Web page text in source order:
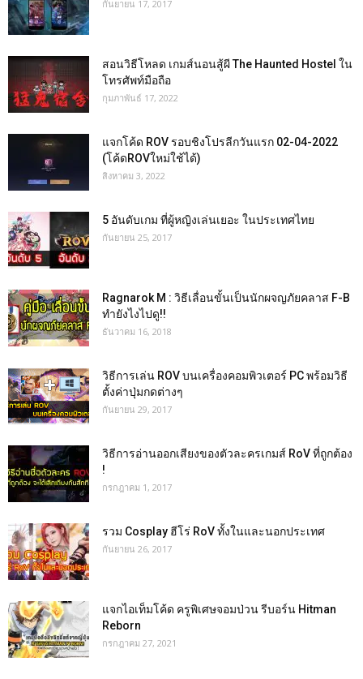
กันยายน 17, 2017
สอนวิธีโหลด เกมส์นอนสู้ผี The Haunted Hostel ใน
โทรศัพท์มือถือ
กุมภาพันธ์ 17, 2022
แจกโค้ด ROV รอบชิงโปรลีกวันแรก 02-04-2022
(โค้ดROVใหม่ใช้ได้)
สิงหาคม 3, 2022
5 อันดับเกม ที่ผู้หญิงเล่นเยอะ ในประเทศไทย
กันยายน 25, 2017
Ragnarok M : วิธีเลื่อนขั้นเป็นนักผจญภัยคลาส F-B
ทำยังไงไปดู!!
ธันวาคม 16, 2018
วิธีการเล่น ROV บนเครื่องคอมพิวเตอร์ PC พร้อมวิธี
ตั้งค่าปุ่มกดต่างๆ
กันยายน 29, 2017
วิธีการอ่านออกเสียงของตัวละครเกมส์ RoV ที่ถูกต้อง
!
กรกฎาคม 1, 2017
รวม Cosplay ฮีโร่ RoV ทั้งในและนอกประเทศ
กันยายน 26, 2017
แจกไอเท็มโค้ด ครูพิเศษจอมป่วน รีบอร์น Hitman
Reborn
กรกฎาคม 27, 2021